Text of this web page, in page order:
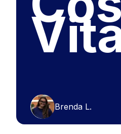
Brenda L.